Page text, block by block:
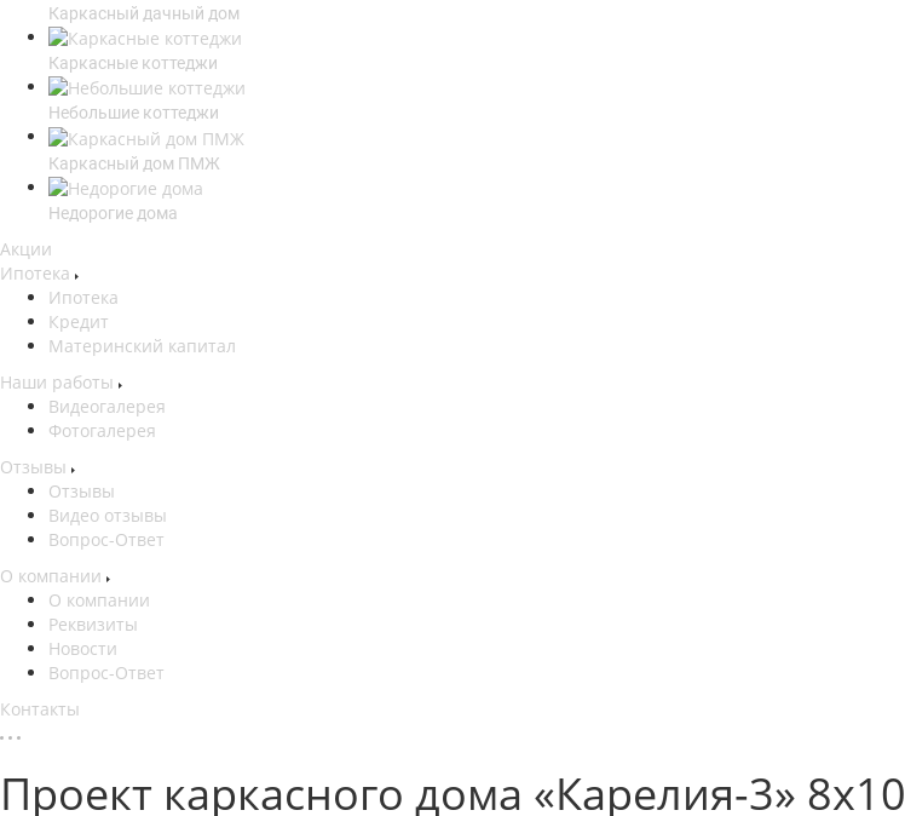
Каркасный дачный дом
Каркасные коттеджи
Небольшие коттеджи
Каркасный дом ПМЖ
Недорогие дома
Акции
Ипотека
Ипотека
Кредит
Материнский капитал
Наши работы
Видеогалерея
Фотогалерея
Отзывы
Отзывы
Видео отзывы
Вопрос-Ответ
О компании
О компании
Реквизиты
Новости
Вопрос-Ответ
Контакты
Проект каркасного дома «Карелия-3» 8х10